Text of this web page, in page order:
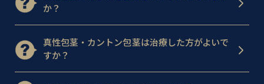
か？
真性包茎・カントン包茎は治療した方がよいで
すか？